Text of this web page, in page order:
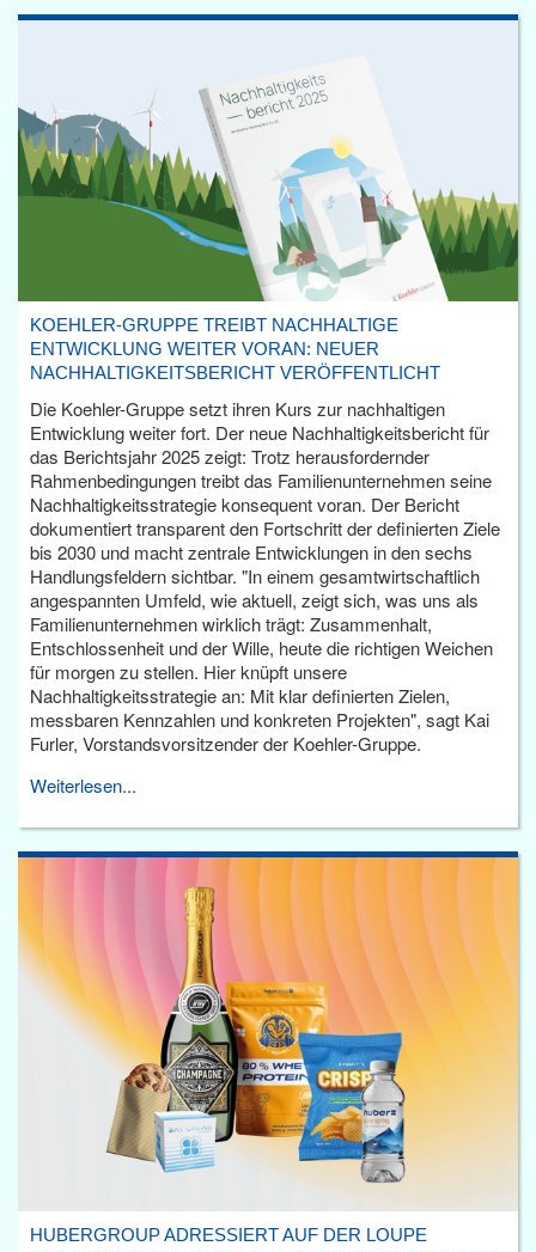
KOEHLER-GRUPPE TREIBT NACHHALTIGE
ENTWICKLUNG WEITER VORAN: NEUER
NACHHALTIGKEITSBERICHT VERÖFFENTLICHT
Die Koehler-Gruppe setzt ihren Kurs zur nachhaltigen
Entwicklung weiter fort. Der neue Nachhaltigkeitsbericht für
das Berichtsjahr 2025 zeigt: Trotz herausfordernder
Rahmenbedingungen treibt das Familienunternehmen seine
Nachhaltigkeitsstrategie konsequent voran. Der Bericht
dokumentiert transparent den Fortschritt der definierten Ziele
bis 2030 und macht zentrale Entwicklungen in den sechs
Handlungsfeldern sichtbar. "In einem gesamtwirtschaftlich
angespannten Umfeld, wie aktuell, zeigt sich, was uns als
Familienunternehmen wirklich trägt: Zusammenhalt,
Entschlossenheit und der Wille, heute die richtigen Weichen
für morgen zu stellen. Hier knüpft unsere
Nachhaltigkeitsstrategie an: Mit klar definierten Zielen,
messbaren Kennzahlen und konkreten Projekten", sagt Kai
Furler, Vorstandsvorsitzender der Koehler-Gruppe.
Weiterlesen...
HUBERGROUP ADRESSIERT AUF DER LOUPE